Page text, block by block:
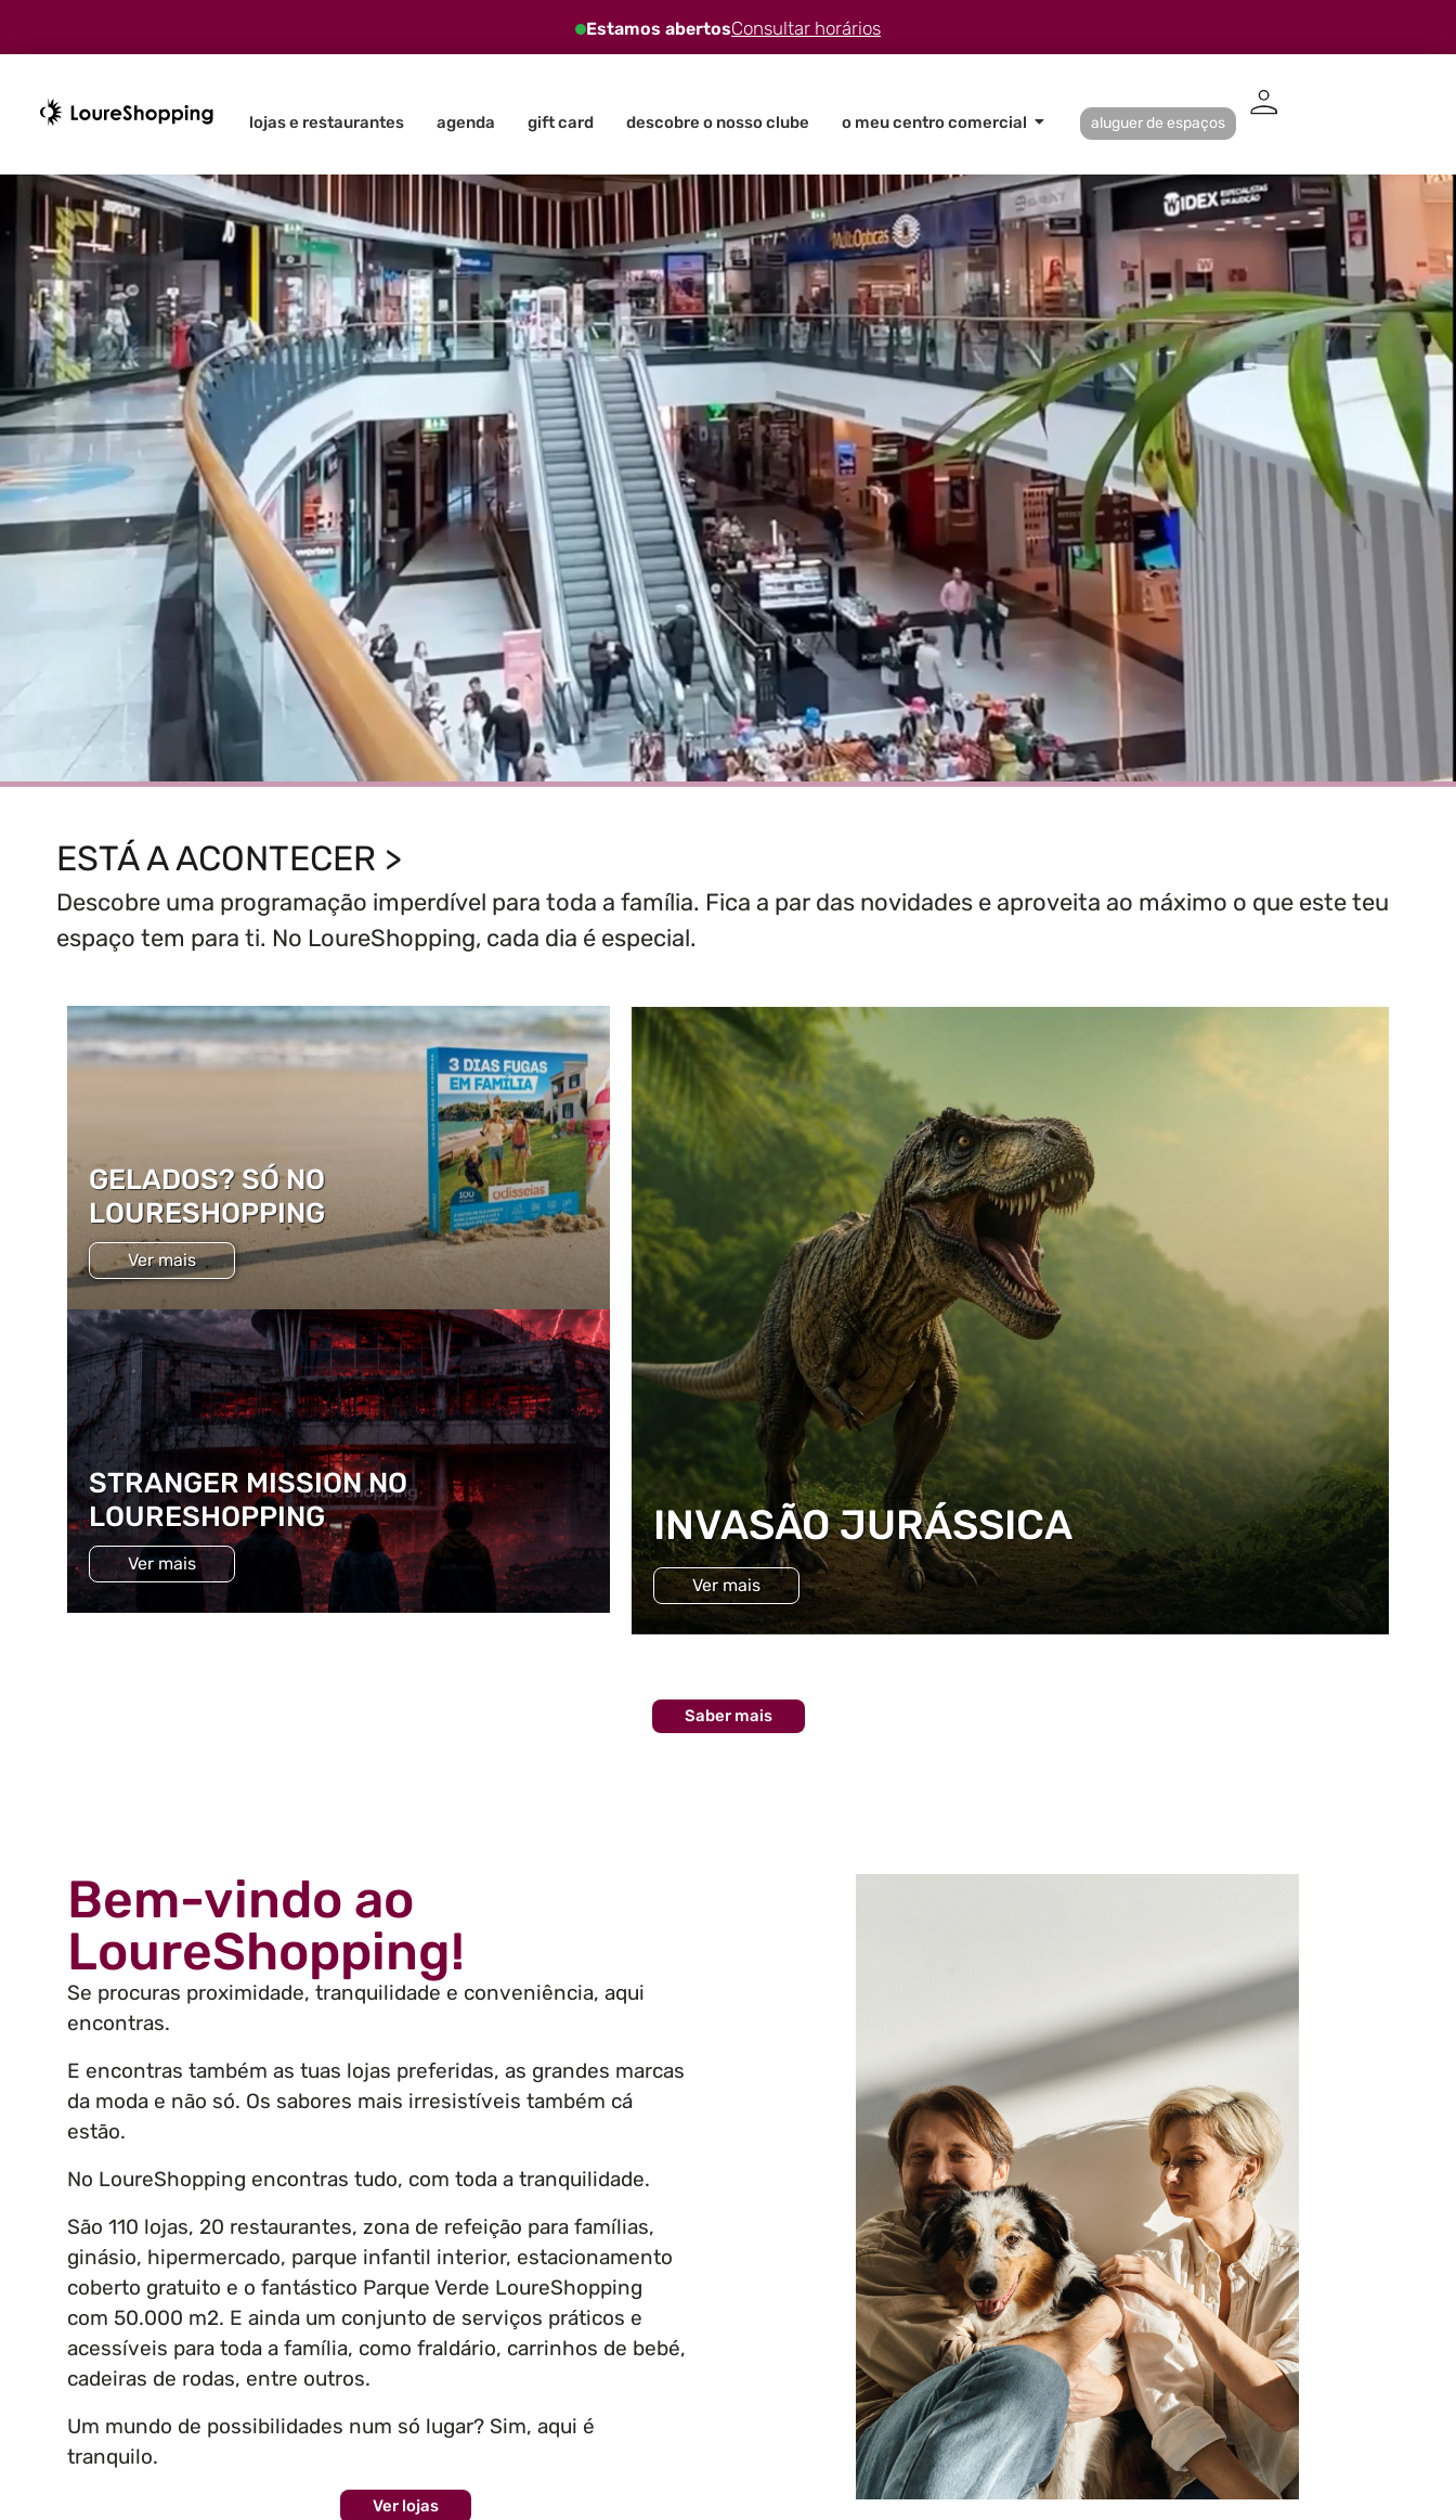
Estamos abertosConsultar horários
lojas e restaurantes agenda gift card descobre o nosso clube o meu centro comercial aluguer de espaços
ESTÁ A ACONTECER >
Descobre uma programação imperdível para toda a família. Fica a par das novidades e aproveita ao máximo o que este teu
espaço tem para ti. No LoureShopping, cada dia é especial.
GELADOS? SÓ NO
LOURESHOPPING
Ver mais
STRANGER MISSION NO
LOURESHOPPING
Ver mais
INVASÃO JURÁSSICA
Ver mais
Saber mais
Bem-vindo ao
LoureShopping!
Se procuras proximidade, tranquilidade e conveniência, aqui
encontras.
E encontras também as tuas lojas preferidas, as grandes marcas
da moda e não só. Os sabores mais irresistíveis também cá
estão.
No LoureShopping encontras tudo, com toda a tranquilidade.
São 110 lojas, 20 restaurantes, zona de refeição para famílias,
ginásio, hipermercado, parque infantil interior, estacionamento
coberto gratuito e o fantástico Parque Verde LoureShopping
com 50.000 m2. E ainda um conjunto de serviços práticos e
acessíveis para toda a família, como fraldário, carrinhos de bebé,
cadeiras de rodas, entre outros.
Um mundo de possibilidades num só lugar? Sim, aqui é
tranquilo.
Ver lojas